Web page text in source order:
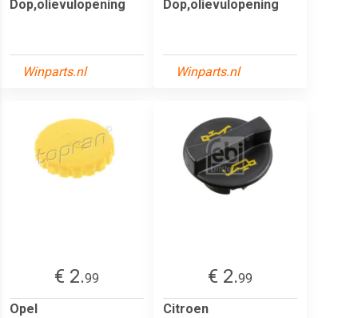
Dop,olievulopening
Winparts.nl
Dop,olievulopening
Winparts.nl
€ 2.99
Opel
€ 2.99
Citroen